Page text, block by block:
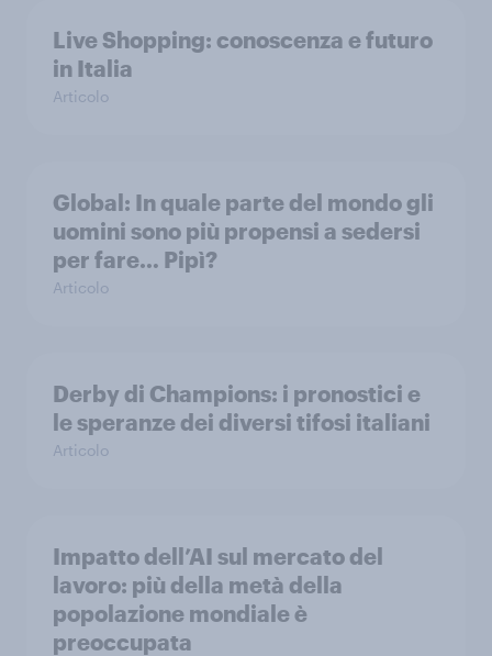
Live Shopping: conoscenza e futuro
in Italia
Articolo
Global: In quale parte del mondo gli
uomini sono più propensi a sedersi
per fare… Pipì?
Articolo
Derby di Champions: i pronostici e
le speranze dei diversi tifosi italiani
Articolo
Impatto dell’AI sul mercato del
lavoro: più della metà della
popolazione mondiale è
preoccupata